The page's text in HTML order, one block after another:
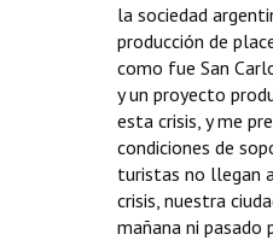
la sociedad
producción de
como fue San
y un proyecto
esta crisis, y me
condiciones de
turistas no llegan
crisis, nuestra
mañana ni pasado